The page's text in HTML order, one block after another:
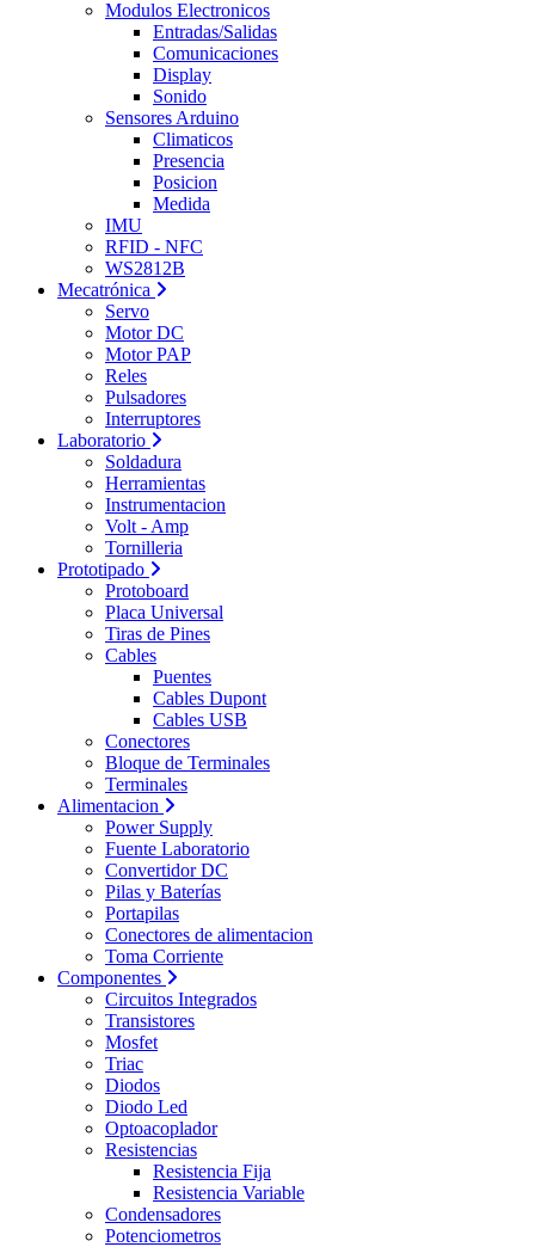
Modulos Electronicos
Entradas/Salidas
Comunicaciones
Display
Sonido
Sensores Arduino
Climaticos
Presencia
Posicion
Medida
IMU
RFID - NFC
WS2812B
Mecatrónica
Servo
Motor DC
Motor PAP
Reles
Pulsadores
Interruptores
Laboratorio
Soldadura
Herramientas
Instrumentacion
Volt - Amp
Tornilleria
Prototipado
Protoboard
Placa Universal
Tiras de Pines
Cables
Puentes
Cables Dupont
Cables USB
Conectores
Bloque de Terminales
Terminales
Alimentacion
Power Supply
Fuente Laboratorio
Convertidor DC
Pilas y Baterías
Portapilas
Conectores de alimentacion
Toma Corriente
Componentes
Circuitos Integrados
Transistores
Mosfet
Triac
Diodos
Diodo Led
Optoacoplador
Resistencias
Resistencia Fija
Resistencia Variable
Condensadores
Potenciometros